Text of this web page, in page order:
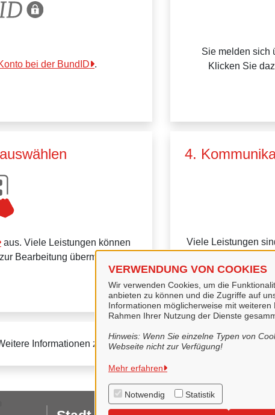
VERWENDUNG VON COOKIES
Wir verwenden Cookies, um die
anbieten zu können und die Zugriffe auf
Informationen möglicherweise mit
Rahmen Ihrer Nutzung der Dienste
Hinweis: Wenn Sie einzelne Typen von
Webseite nicht zur Verfügung!
Mehr erfahren
Notwendig Statistik
bei der BundID .
Sie melden sich
Klicken Sie
aus. Viele Leistungen können
Bearbeitung übermitteln.
4.
Viele Leistungen
können
Informationen zur BundID finden Sie auf derFAQ-Seite